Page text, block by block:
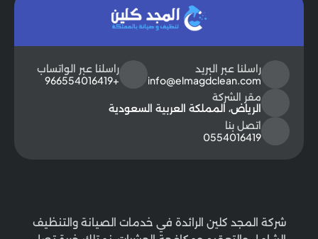
راسلنا عبر البريد
info@elmagdclean.com
راسلنا عبر الواتساب
+966554016419
مقر الشركة
الرياض، المملكة العربية السعودية
اتصل بنا
0554016419
شركة المجد كلين الرائدة في خدمات الصيانة والتنظيف